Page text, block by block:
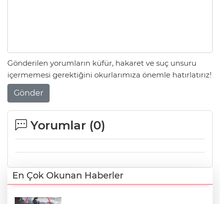
Gönderilen yorumların küfür, hakaret ve suç unsuru
içermemesi gerektiğini okurlarımıza önemle hatırlatırız!
Gönder
Yorumlar (0)
En Çok Okunan Haberler